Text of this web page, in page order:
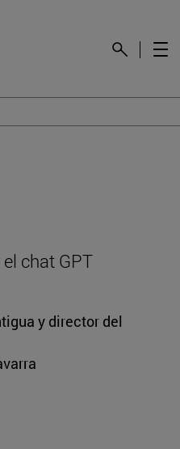
chat GPT
y director del